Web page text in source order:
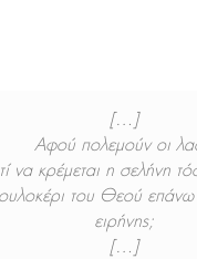
[…]
Αφού πολεμούν οι
να κρέμεται η σελήνη
του Θεού επάνω
ειρήνης;
[…]